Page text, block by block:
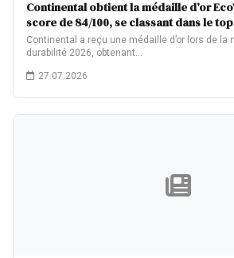
Continental obtient la médaille d’or
score de 84/100, se classant dans le
Continental a reçu une médaille d’or lors de la
durabilité 2026, obtenant…
27.07.2026